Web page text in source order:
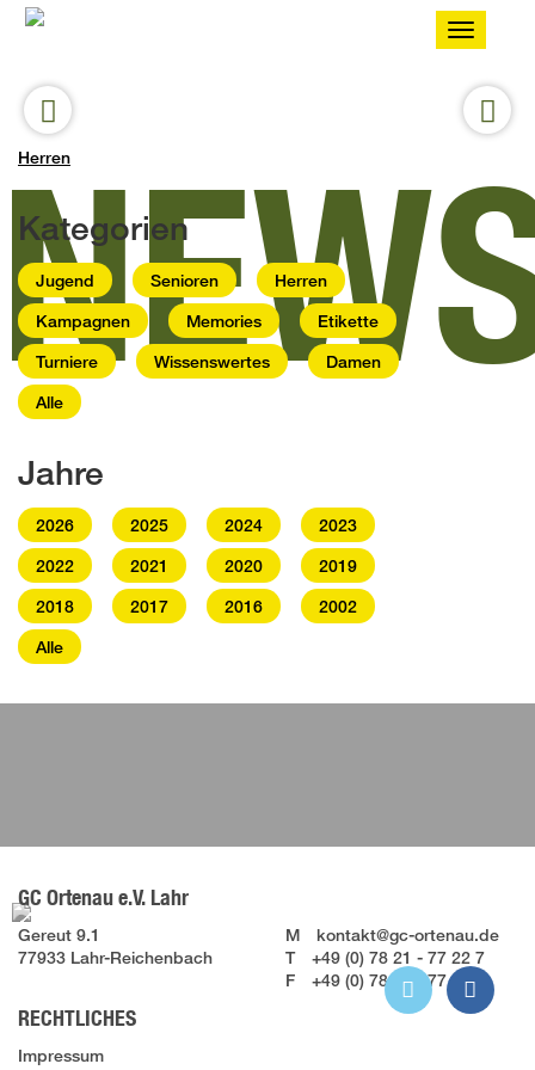
Toggle
Herren
Kategorien
Jugend Senioren
Herren
Kampagnen
Memories
Etikette
Turniere
Wissenswertes
Damen
Alle
Jahre
2026 2025 2024
2023
2022
2021 2020
2019
2018
2017 2016
2002
Alle
GC Ortenau e.V. Lahr
Gereut 9.1
77933 Lahr-Reichenbach
M
kontakt@gc-ortenau.de
T
+49 (0) 78 21 - 77 22 7
F
+49 (0) 78 21 - 77 28 7
RECHTLICHES
Impressum